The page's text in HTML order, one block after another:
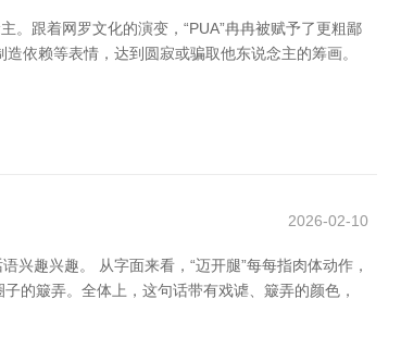
。跟着网罗文化的演变，“PUA”冉冉被赋予了更粗鄙
依赖等表情，达到圆寂或骗取他东说念主的筹画。
2026-02-10
趣兴趣。 从字面来看，“迈开腿”每每指肉体动作，
的簸弄。全体上，这句话带有戏谑、簸弄的颜色，